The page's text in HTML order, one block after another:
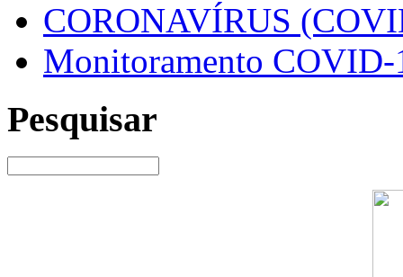
CORONAVÍRUS
Monitoramento COVID-
Pesquisar